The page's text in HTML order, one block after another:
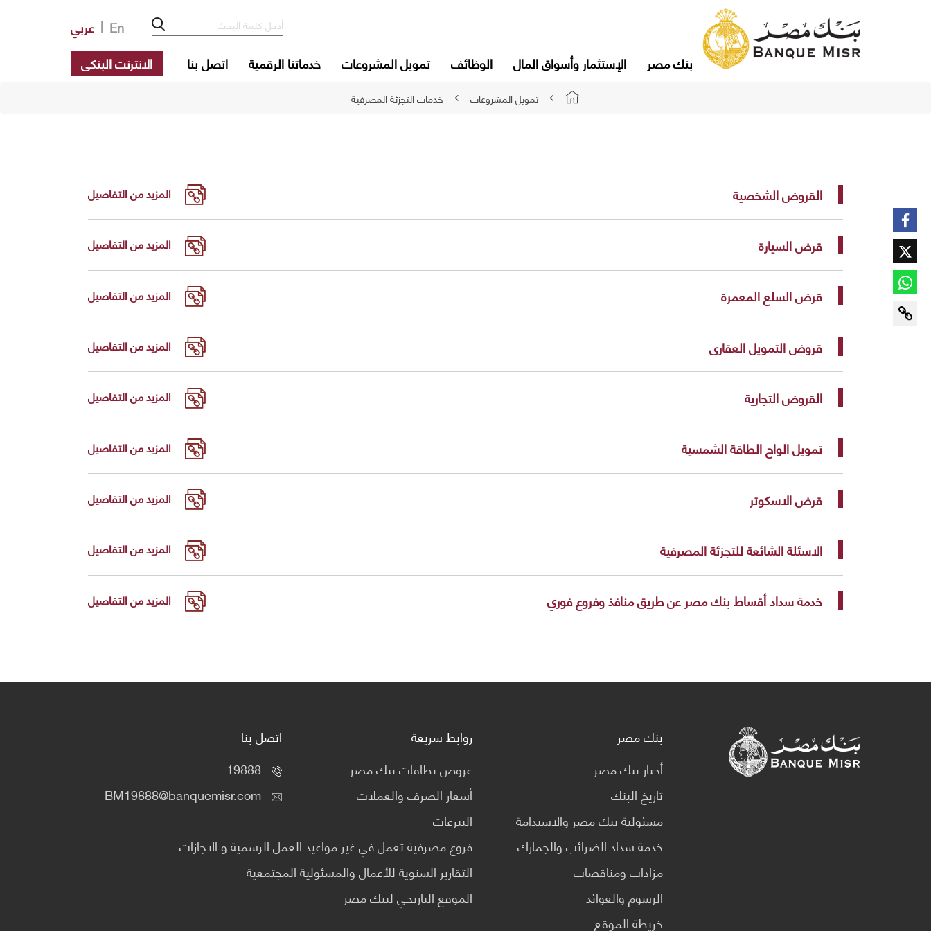
En
عربي
بنك مصر
الإستثمار وأسواق المال الوظائف تمويل المشروعات خدماتنا الرقمية اتصل بنا الانترنت البنكى
تمويل المشروعات خدمات التجزئة المصرفية
​القروض الشخصية المزيد من التفاصيل
قرض السيارة المزيد من التفاصيل
قرض السلع المعمرة المزيد من التفاصيل
قروض التمويل العقارى المزيد من التفاصيل
القروض التجارية المزيد من التفاصيل
تمويل الواح الطاقة الشمسية المزيد من التفاصيل
قرض الاسكوتر المزيد من التفاصيل
الاسئلة الشائعة للتجزئة المصرفية المزيد من التفاصيل
خدمة سداد أقساط بنك مصر عن طريق منافذ وفروع فوري المزيد من التفاصيل
بنك مصر
أخبار بنك مصر
تاريخ البنك
مسئولية بنك مصر والاستدامة
خدمة سداد الضرائب والجمارك
مزادات ومناقصات
الرسوم والعوائد
خريطة الموقع
روابط سريعة
عروض بطاقات بنك مصر
أسعار الصرف والعملات
التبرعات
فروع مصرفية تعمل في غير مواعيد العمل الرسمية و الاجازات
التقارير السنوية للأعمال والمسئولية المجتمعية
الموقع التاريخي لبنك مصر
اتصل بنا
19888
BM19888@banquemisr.com